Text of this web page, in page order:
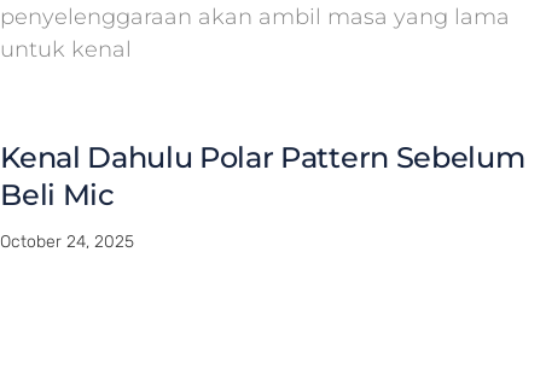
penyelenggaraan akan ambil masa yang lama
untuk kenal
Kenal Dahulu Polar Pattern Sebelum
Beli Mic
October 24, 2025